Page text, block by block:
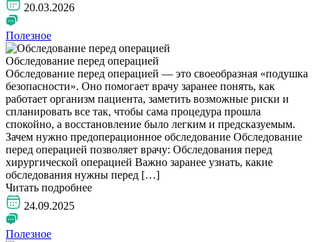
20.03.2026
Полезное
Обследование перед операцией
Обследование перед операцией — это своеобразная «подушка
безопасности». Оно помогает врачу заранее понять, как
работает организм пациента, заметить возможные риски и
спланировать все так, чтобы сама процедура прошла
спокойно, а восстановление было легким и предсказуемым.
Зачем нужно предоперационное обследование Обследование
перед операцией позволяет врачу: Обследования перед
хирургической операцией Важно заранее узнать, какие
обследования нужны перед […]
Читать подробнее
24.09.2025
Полезное